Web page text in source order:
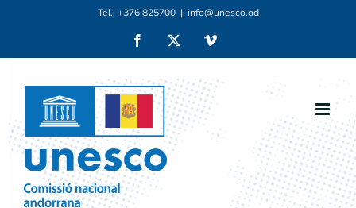
content
Tel.: +376 825700 | info@unesco.ad
Facebook Vimeo